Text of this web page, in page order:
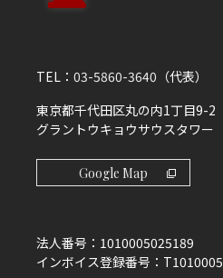
TEL： 03-5860-3640 （代表）
東京都千代田区丸の内1丁目9-2
グラントウキョウサウスタワー
Google Map
法人番号： 1010005025189
インボイス登録番号：